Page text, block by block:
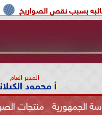
رحيل الإعلامية
المدير العامأ محمود
الجمهورية منتجات